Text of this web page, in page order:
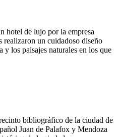
hotel de lujo por la empresa
realizaron un cuidadoso diseño
y los paisajes naturales en los que
bibliográfico de la ciudad de
Juan de Palafox y Mendoza